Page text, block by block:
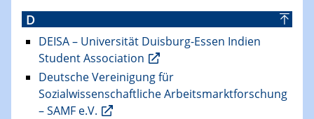
D
DEISA – Universität Duisburg-Essen Indien
Student Association
Deutsche Vereinigung für
Sozialwissenschaftliche Arbeitsmarktforschung
– SAMF e.V.